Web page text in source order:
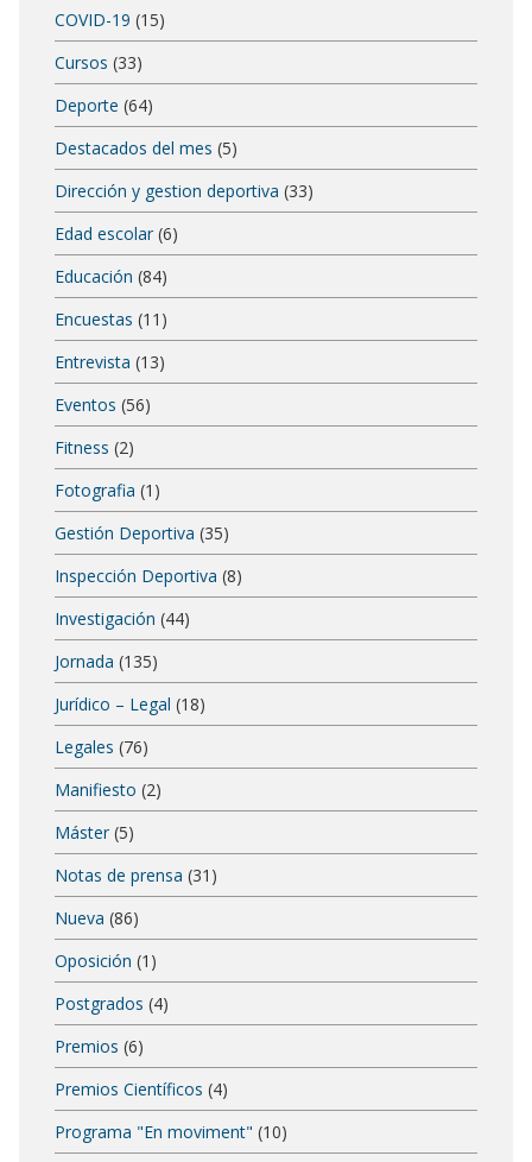
COVID-19 (15)
Cursos (33)
Deporte (64)
Destacados del mes (5)
Dirección y gestion deportiva (33)
Edad escolar (6)
Educación (84)
Encuestas (11)
Entrevista (13)
Eventos (56)
Fitness (2)
Fotografia (1)
Gestión Deportiva (35)
Inspección Deportiva (8)
Investigación (44)
Jornada (135)
Jurídico – Legal (18)
Legales (76)
Manifiesto (2)
Máster (5)
Notas de prensa (31)
Nueva (86)
Oposición (1)
Postgrados (4)
Premios (6)
Premios Científicos (4)
Programa "En moviment" (10)